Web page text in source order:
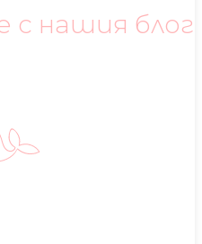
с нашия блог